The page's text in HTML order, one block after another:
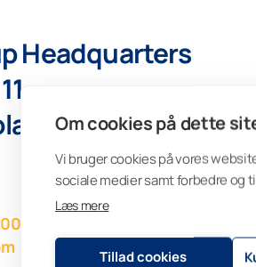
Om cookies på dette
Vi bruger cookies på vores
sociale medier samt forbedre og
Læs mere
Tillad cookies
Headquarters